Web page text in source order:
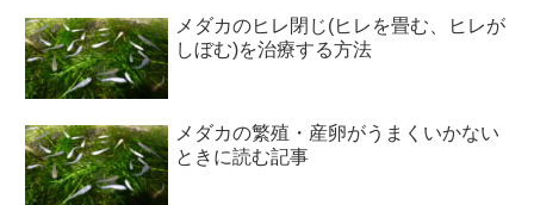
メダカのヒレ閉じ(ヒレを畳む、ヒレが
しぼむ)を治療する方法
メダカの繁殖・産卵がうまくいかない
ときに読む記事